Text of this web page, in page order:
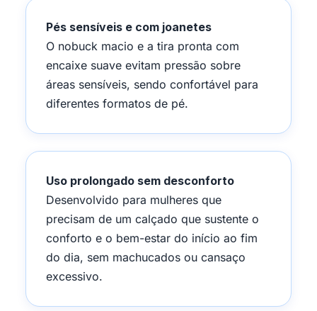
Pés sensíveis e com joanetes
O nobuck macio e a tira pronta com
encaixe suave evitam pressão sobre
áreas sensíveis, sendo confortável para
diferentes formatos de pé.
Uso prolongado sem desconforto
Desenvolvido para mulheres que
precisam de um calçado que sustente o
conforto e o bem-estar do início ao fim
do dia, sem machucados ou cansaço
excessivo.